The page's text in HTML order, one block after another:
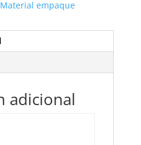
Material empaque
adicional